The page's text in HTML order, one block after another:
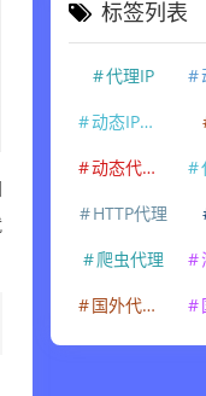
标签列表
代理IP
动态IP代理
动态代理IP
HTTP代理
爬虫代理
国外代理IP